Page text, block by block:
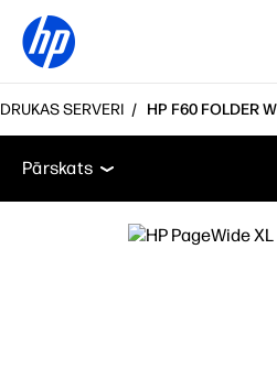
SERVERI HP F60 FOLDER
Pārskats
Atbalsts
Pārskats